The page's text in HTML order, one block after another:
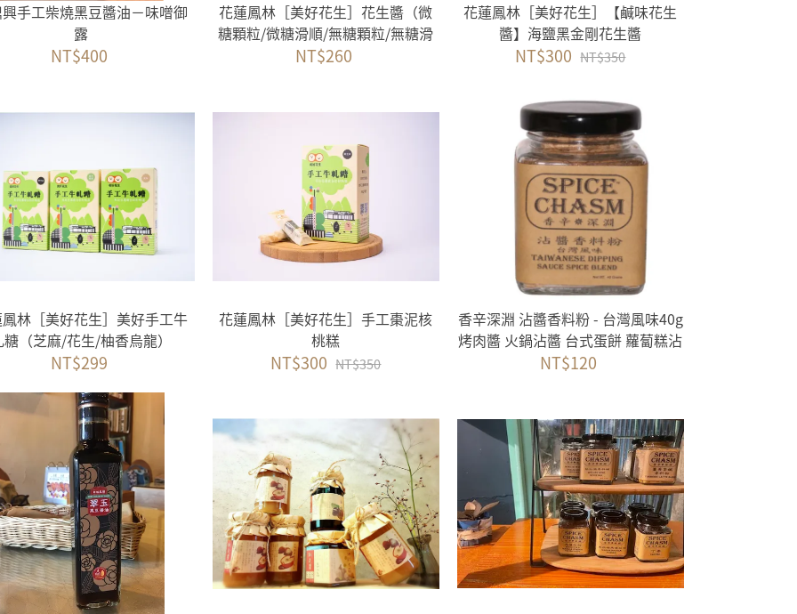
手工柴燒黑豆醬油－味噌御
露
NT$400
花蓮鳳林［美好花生］花生醬（微
糖顆粒/微糖滑順/無糖顆粒/無糖滑
順）
NT$260
花蓮鳳林［美好花生］【鹹味花生
醬】海鹽黑金剛花生醬
NT$300 NT$350
林［美好花生］美好手工牛
糖（芝麻/花生/柚香烏龍）
NT$299
花蓮鳳林［美好花生］手工棗泥核
桃糕
NT$300 NT$350
香辛深淵 沾醬香料粉 - 台灣風味40g
烤肉醬 火鍋沾醬 台式蛋餅 蘿蔔糕沾
醬 台灣產香料 調味料
NT$120